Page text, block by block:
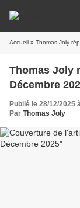
Accueil » Thomas Joly
Thomas Joly
Décembre
Publié le 28/12/2025
Par Thomas Joly